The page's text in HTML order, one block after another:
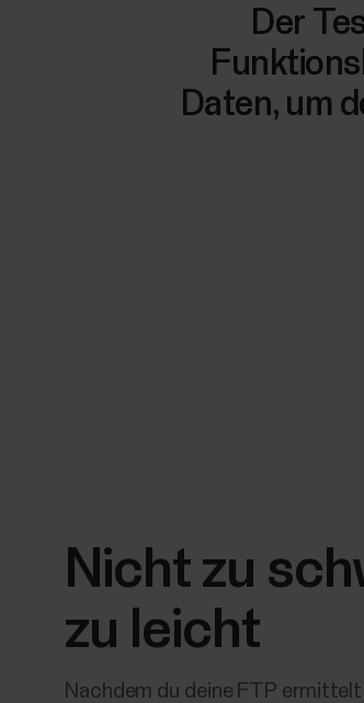
Der
Daten, um
Nicht zu
zu leicht
Nachdem du deine FTP